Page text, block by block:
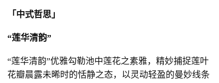
「中式哲思」
“莲华清韵”
“莲华清韵”优雅勾勒池中莲花之素雅，精妙捕捉莲叶
花瓣晨露未晞时的恬静之态，以灵动轻盈的曼妙线条